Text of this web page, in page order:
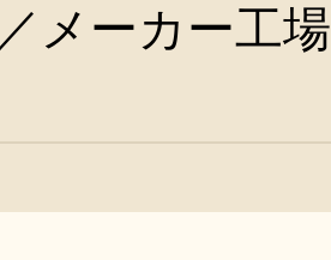
メーカー工場